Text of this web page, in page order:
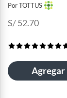
Por TOTTUS
S/ 52.70
Agregar